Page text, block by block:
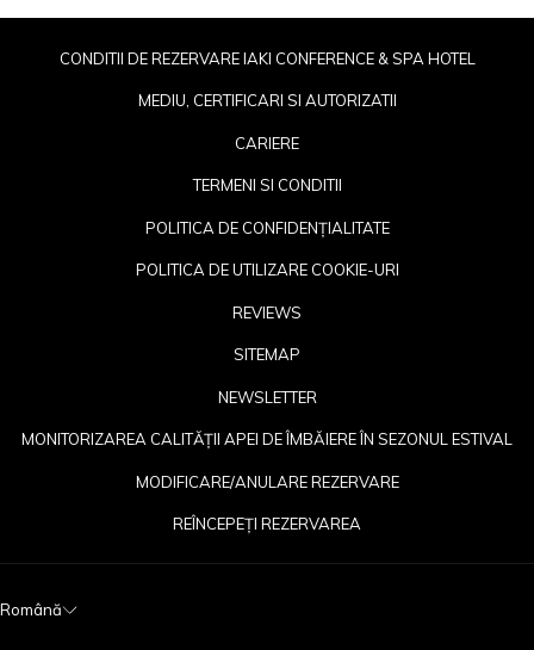
CONDITII DE REZERVARE IAKI CONFERENCE & SPA HOTEL
MEDIU, CERTIFICARI SI AUTORIZATII
CARIERE
TERMENI SI CONDITII
POLITICA DE CONFIDENȚIALITATE
POLITICA DE UTILIZARE COOKIE-URI
REVIEWS
SITEMAP
NEWSLETTER
MONITORIZAREA CALITĂȚII APEI DE ÎMBĂIERE ÎN SEZONUL ESTIVAL
MODIFICARE/ANULARE REZERVARE
REÎNCEPEȚI REZERVAREA
Română